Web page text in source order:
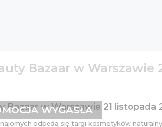
Bazaar w Warszawie
Bazaar w Warszawie 21 listopada
odbędą się targi kosmetyków
WYGASŁA